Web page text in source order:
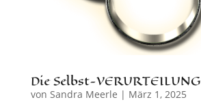
Die Selbst-VERURTEILUNG
von Sandra Meerle | März 1, 2025